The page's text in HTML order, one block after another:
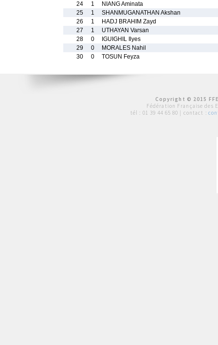
24
1
NIANG Aminata
25
1
SHANMUGANATHAN Akshan
26
1
HADJ BRAHIM Zayd
27
1
UTHAYAN Varsan
28
0
IGUIGHIL Ilyes
29
0
MORALES Nahil
30
0 TOSUN Feyza
Copyright © 2015
Fédération Française des
tél : 01 39 44 65 80 | contact :